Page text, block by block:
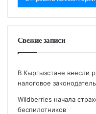
Свежие записи
В Кыргызстане внесли
налоговое
Wildberries начала
беспилотников